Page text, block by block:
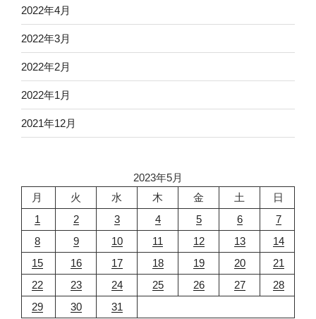
2022年4月
2022年3月
2022年2月
2022年1月
2021年12月
2023年5月
月
火 水 木 金 土
日
1
2 3 4 5 6
7
8
9 10 11 12 13
14
15
16 17 18 19 20
21
22
23 24 25 26 27
28
29
30
31